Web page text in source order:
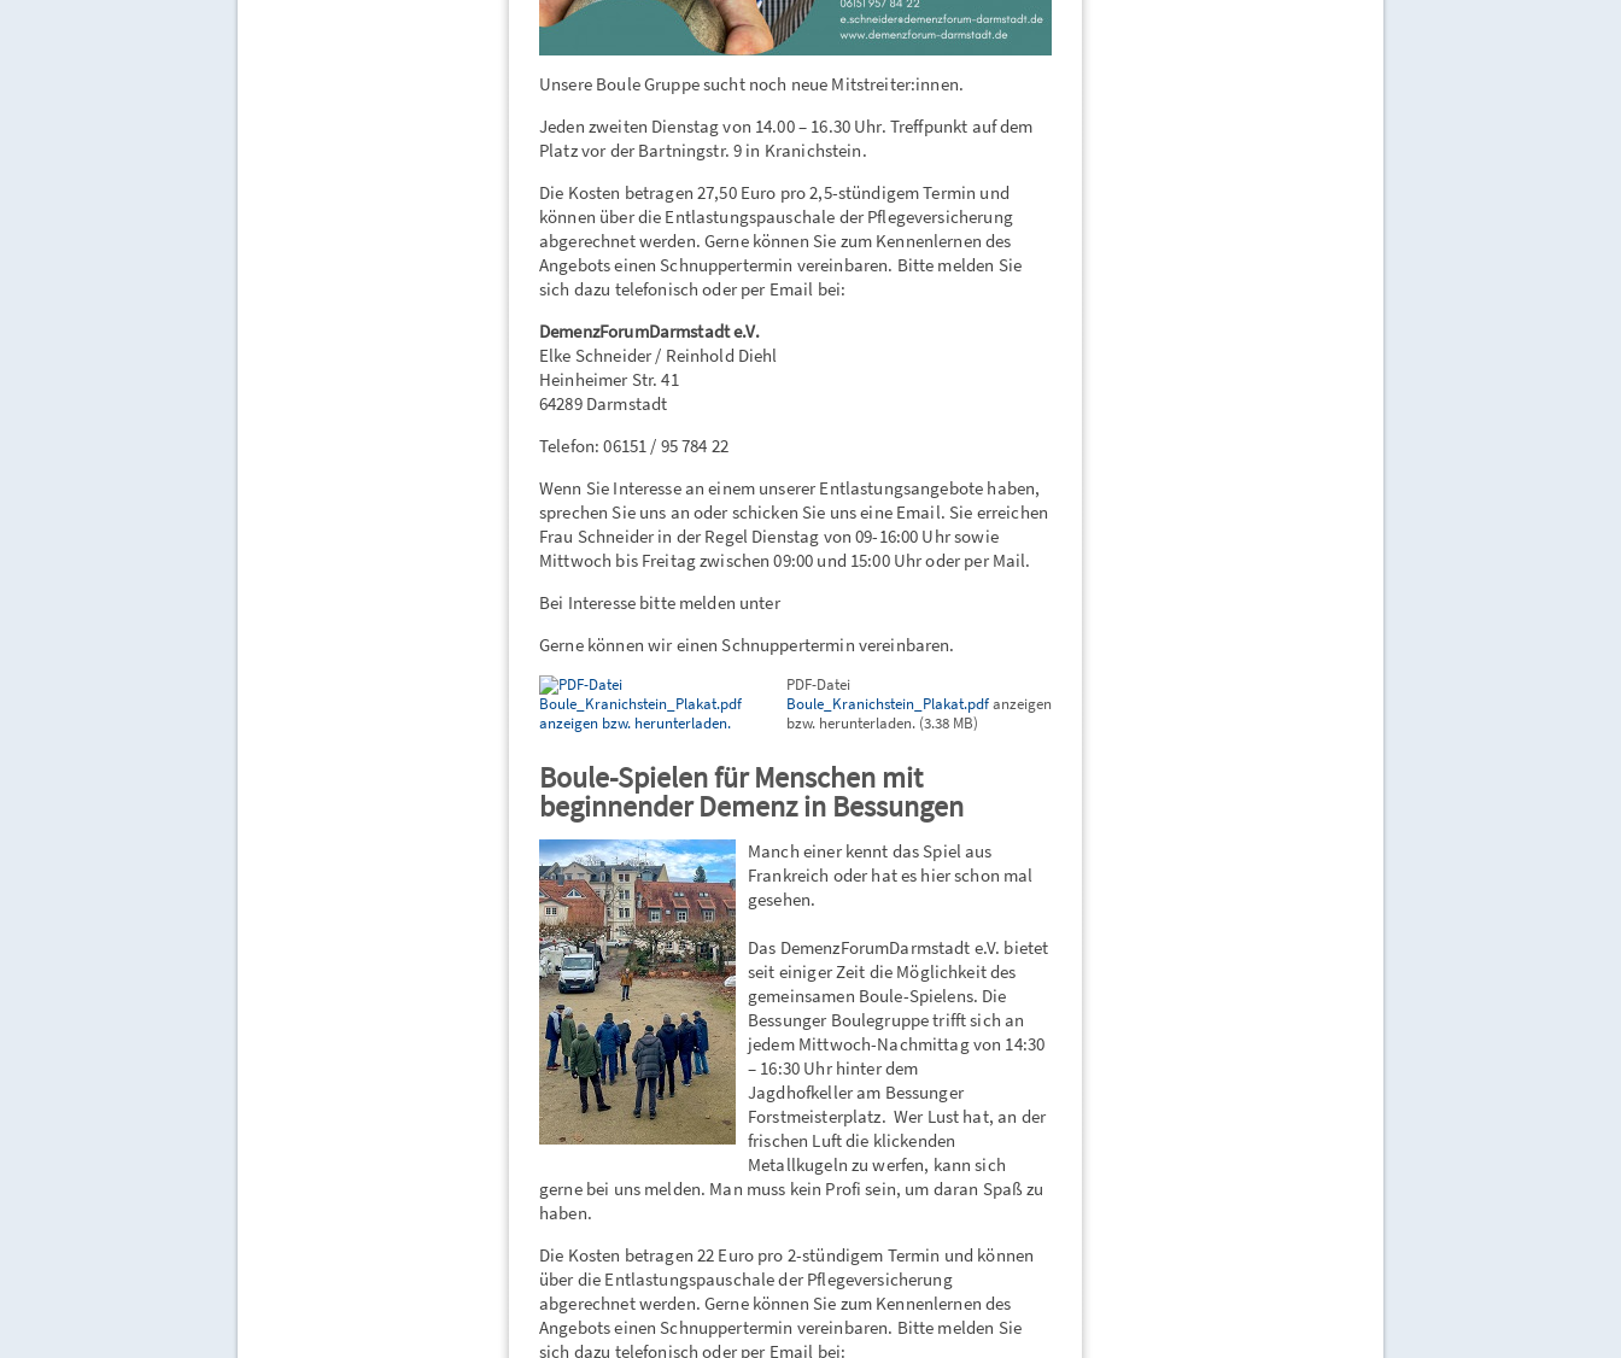
Unsere Boule Gruppe sucht noch neue Mitstreiter:innen.
Jeden zweiten Dienstag von 14.00 – 16.30 Uhr. Treffpunkt auf dem
Platz vor der Bartningstr. 9 in Kranichstein.
Die Kosten betragen 27,50 Euro pro 2,5-stündigem Termin und
können über die Entlastungspauschale der Pflegeversicherung
abgerechnet werden. Gerne können Sie zum Kennenlernen des
Angebots einen Schnuppertermin vereinbaren. Bitte melden Sie
sich dazu telefonisch oder per Email bei:
DemenzForumDarmstadt e.V.
Elke Schneider / Reinhold Diehl
Heinheimer Str. 41
64289 Darmstadt
Telefon: 06151 / 95 784 22
Wenn Sie Interesse an einem unserer Entlastungsangebote haben,
sprechen Sie uns an oder schicken Sie uns eine Email. Sie erreichen
Frau Schneider in der Regel Dienstag von 09-16:00 Uhr sowie
Mittwoch bis Freitag zwischen 09:00 und 15:00 Uhr oder per Mail.
Bei Interesse bitte melden unter
Gerne können wir einen Schnuppertermin vereinbaren.
PDF-Datei
Boule_Kranichstein_Plakat.pdfanzeigen
bzw. herunterladen. (3.38 MB)
Boule-Spielen für Menschen mit
beginnender Demenz in Bessungen
Manch einer kennt das Spiel aus
Frankreich oder hat es hier schon mal
gesehen.
Das DemenzForumDarmstadt e.V. bietet
seit einiger Zeit die Möglichkeit des
gemeinsamen Boule-Spielens. Die
Bessunger Boulegruppe trifft sich an
jedem Mittwoch-Nachmittag von 14:30
– 16:30 Uhr hinter dem
Jagdhofkeller am Bessunger
Forstmeisterplatz. Wer Lust hat, an der
frischen Luft die klickenden
Metallkugeln zu werfen, kann sich
gerne bei uns melden. Man muss kein Profi sein, um daran Spaß zu
haben.
Die Kosten betragen 22 Euro pro 2-stündigem Termin und können
über die Entlastungspauschale der Pflegeversicherung
abgerechnet werden. Gerne können Sie zum Kennenlernen des
Angebots einen Schnuppertermin vereinbaren. Bitte melden Sie
sich dazu telefonisch oder per Email bei: